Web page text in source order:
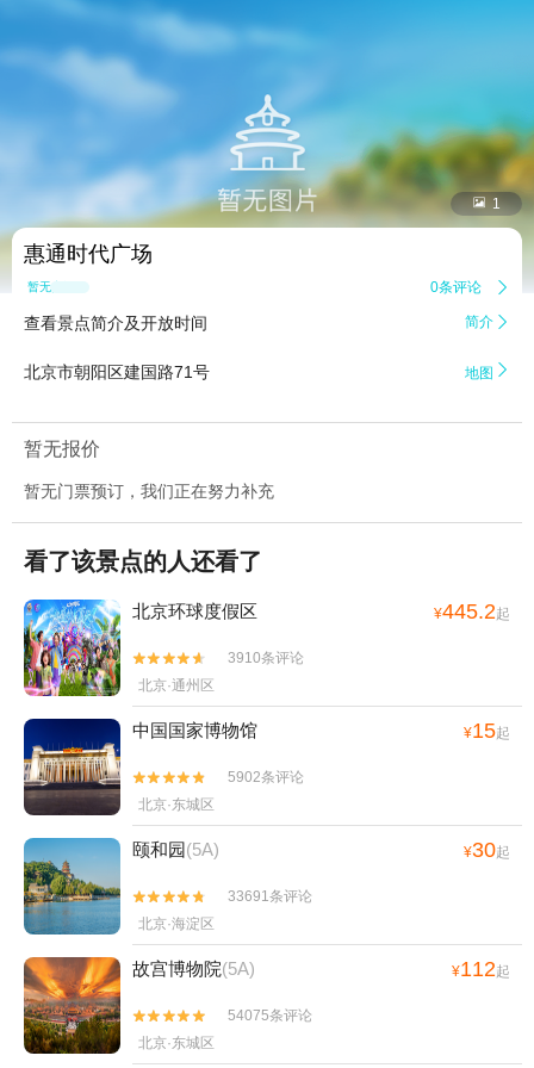
 1
惠通时代广场
暂无点评 0条评论 
查看景点简介及开放时间 简介 
北京市朝阳区建国路71号 地图 
暂无报价
暂无门票预订，我们正在努力补充
看了该景点的人还看了
北京环球度假区 ¥445.2起


3910条评论
北京·通州区
中国国家博物馆 ¥15起


5902条评论
北京·东城区
颐和园(5A) ¥30起


33691条评论
北京·海淀区
故宫博物院(5A) ¥112起


54075条评论
北京·东城区